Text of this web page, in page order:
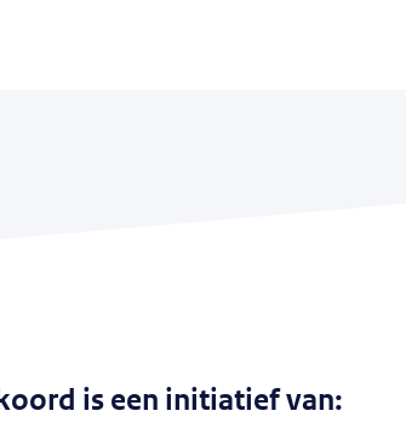
is een initiatief van: